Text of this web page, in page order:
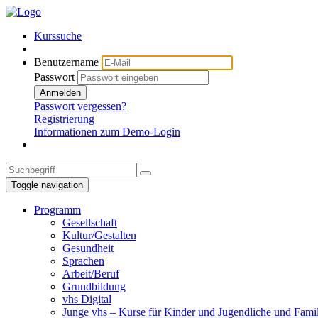
Kurssuche
Benutzername
Passwort
Anmelden
Passwort vergessen?
Registrierung
Informationen zum Demo-Login
Toggle navigation
Programm
Gesellschaft
Kultur/Gestalten
Gesundheit
Sprachen
Arbeit/Beruf
Grundbildung
vhs Digital
Junge vhs – Kurse für Kinder und Jugendliche und